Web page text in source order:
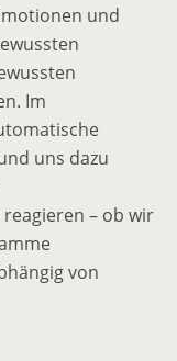
und
Im
uns dazu
– ob wir
von